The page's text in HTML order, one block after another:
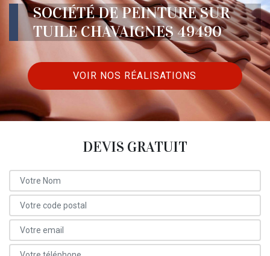
SOCIÉTÉ DE PEINTURE SUR
TUILE CHAVAIGNES 49490
VOIR NOS RÉALISATIONS
DEVIS GRATUIT